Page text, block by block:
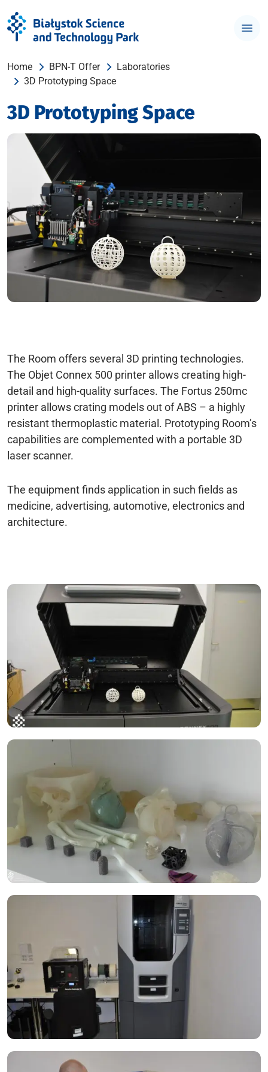
Home BPN-T Offer
Laboratories
3D Prototyping Space
3D Prototyping Space
The Room offers several 3D printing technologies.
The Objet Connex 500 printer allows creating high-
detail and high-quality surfaces. The Fortus 250mc
printer allows crating models out of ABS – a highly
resistant thermoplastic material. Prototyping Room’s
capabilities are complemented with a portable 3D
laser scanner.
The equipment finds application in such fields as
medicine, advertising, automotive, electronics and
architecture.